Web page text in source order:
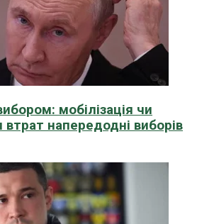
мобілізація чи
втрат напередодні виборів